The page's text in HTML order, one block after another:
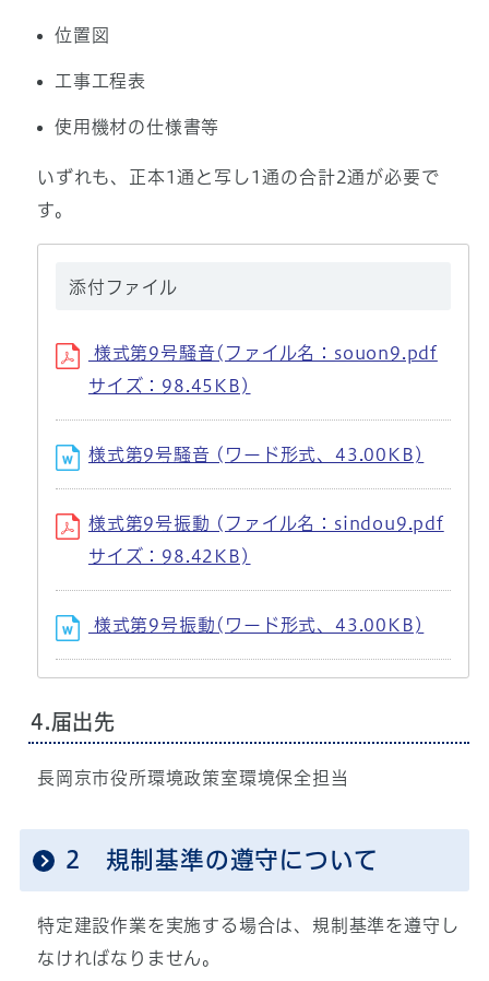
位置図
工事工程表
使用機材の仕様書等
いずれも、正本1通と写し1通の合計2通が必要で
す。
添付ファイル
様式第9号騒音(ファイル名：souon9.pdf
サイズ：98.45KB)
様式第9号騒音 (ワード形式、43.00KB)
様式第9号振動 (ファイル名：sindou9.pdf
サイズ：98.42KB)
様式第9号振動(ワード形式、43.00KB)
4.届出先
長岡京市役所環境政策室環境保全担当
2 規制基準の遵守について
特定建設作業を実施する場合は、規制基準を遵守し
なければなりません。